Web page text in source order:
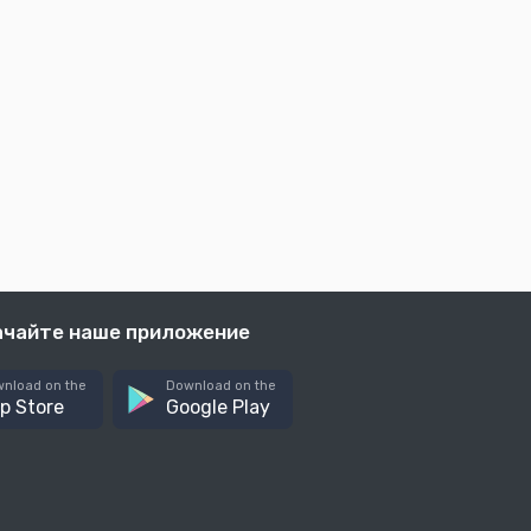
наше приложение
on the
Store
Download on the
Google Play